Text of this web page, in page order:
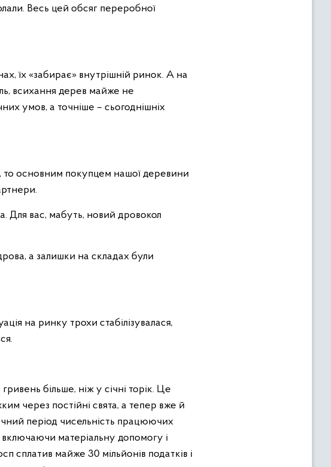
Весь цей обсяг переробної
їх «забирає» внутрішній ринок. А на
всихання дерев майже не
умов, а точніше – сьогоднішніх
то основним покупцем нашої деревини
Для вас, мабуть, новий дровокол
а залишки на складах були
на ринку трохи стабілізувалася,
більше, ніж у січні торік. Це
через постійні свята, а тепер вже й
період чисельність працюючих
включаючи матеріальну допомогу і
сплатив майже 30 мільйонів податків і